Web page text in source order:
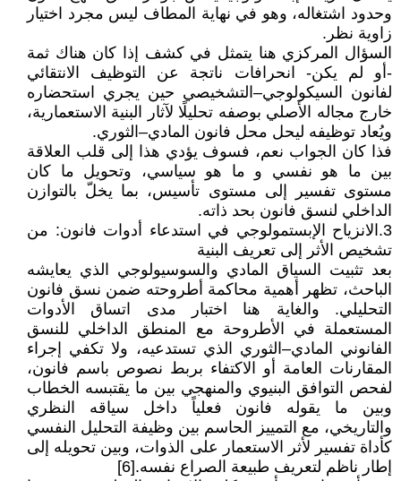
وحدود اشتغاله، وهو في نهاية المطاف ليس مجرد اختيار
زاوية نظر.
السؤال المركزي هنا يتمثل في كشف إذا كان هناك ثمة
-أو لم يكن- انحرافات ناتجة عن التوظيف الانتقائي
لفانون السيكولوجي–التشخيصي حين يجري استحضاره
خارج مجاله الأصلي بوصفه تحليلًا لآثار البنية الاستعمارية،
ويُعاد توظيفه ليحل محل فانون المادي–الثوري.
فذا كان الجواب نعم، فسوف يؤدي هذا إلى قلب العلاقة
بين ما هو نفسي و ما هو سياسي، وتحويل ما كان
مستوى تفسير إلى مستوى تأسيس، بما يخلّ بالتوازن
الداخلي لنسق فانون بحد ذاته.
3.الانزياح الإبستمولوجي في استدعاء أدوات فانون: من
تشخيص الأثر إلى تعريف البنية
بعد تثبيت السياق المادي والسوسيولوجي الذي يعايشه
الباحث، تظهر أهمية محاكمة أطروحته ضمن نسق فانون
التحليلي. والغاية هنا اختبار مدى اتساق الأدوات
المستعملة في الأطروحة مع المنطق الداخلي للنسق
الفانوني المادي–الثوري الذي تستدعيه، ولا تكفي إجراء
المقارنات العامة أو الاكتفاء بربط نصوص باسم فانون،
لفحص التوافق البنيوي والمنهجي بين ما يقتبسه الخطاب
وبين ما يقوله فانون فعلياً داخل سياقه النظري
والتاريخي، مع التمييز الحاسم بين وظيفة التحليل النفسي
كأداة تفسير لأثر الاستعمار على الذوات، وبين تحويله إلى
إطار ناظم لتعريف طبيعة الصراع نفسه.[6]